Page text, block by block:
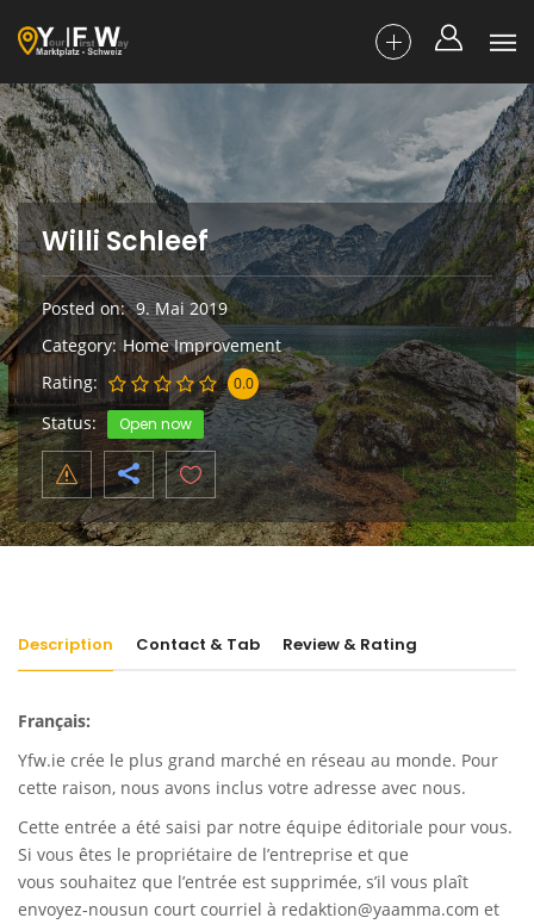
Willi Schleef
Posted on 9. Mai 2019
Category Home Improvement
Rating
0.0
Status Open now
Description Contact & Tab Review & Rating
Français:
Yfw.ie crée le plus grand marché en réseau au monde. Pour
cette raison, nous avons inclus votre adresse avec nous.
Cette entrée a été saisi par notre équipe éditoriale pour vous.
Si vous êtes le propriétaire de l’entreprise et que
vous souhaitez que l’entrée est supprimée, s’il vous plaît
envoyez-nousun court courriel à redaktion@yaamma.com et